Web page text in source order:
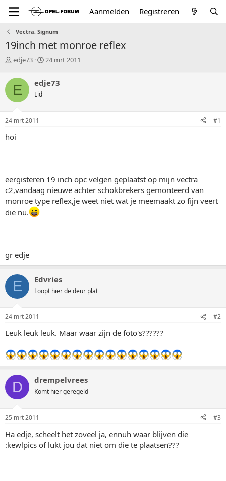
Aanmelden Registreren
Vectra, Signum
19inch met monroe reflex
T
p
i
c
s
a
t
edje73
S
r
a
24 mrt 2011
E edje73
Lid
24 mrt 2011 #1
hoi
eergisteren 19 inch opc velgen geplaatst op mijn vectra
c2,vandaag nieuwe achter schokbrekers gemonteerd van
monroe type reflex,je weet niet wat je meemaakt zo fijn veert
die nu.
gr edje
E Edvries
Loopt hier de deur plat
24 mrt 2011 #2
Leuk leuk leuk. Maar waar zijn de foto's??????
D drempelvrees
Komt hier geregeld
25 mrt 2011 #3
Ha edje, scheelt het zoveel ja, ennuh waar blijven die
:kewlpics of lukt jou dat niet om die te plaatsen???